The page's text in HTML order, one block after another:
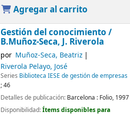
Agregar al carrito
Gestión del conocimiento /
B.Muñoz-Seca, J. Riverola
por Muñoz-Seca, Beatriz
Riverola Pelayo, José
Series Biblioteca IESE de gestión de empresas
; 46
Detalles de publicación: Barcelona : Folio, 1997
Disponibilidad:Ítems disponibles para